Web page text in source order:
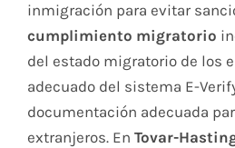
inmigración para evitar
cumplimiento migratorio
del estado migratorio de los
adecuado del sistema E-
documentación adecuada
extranjeros. En Tovar-